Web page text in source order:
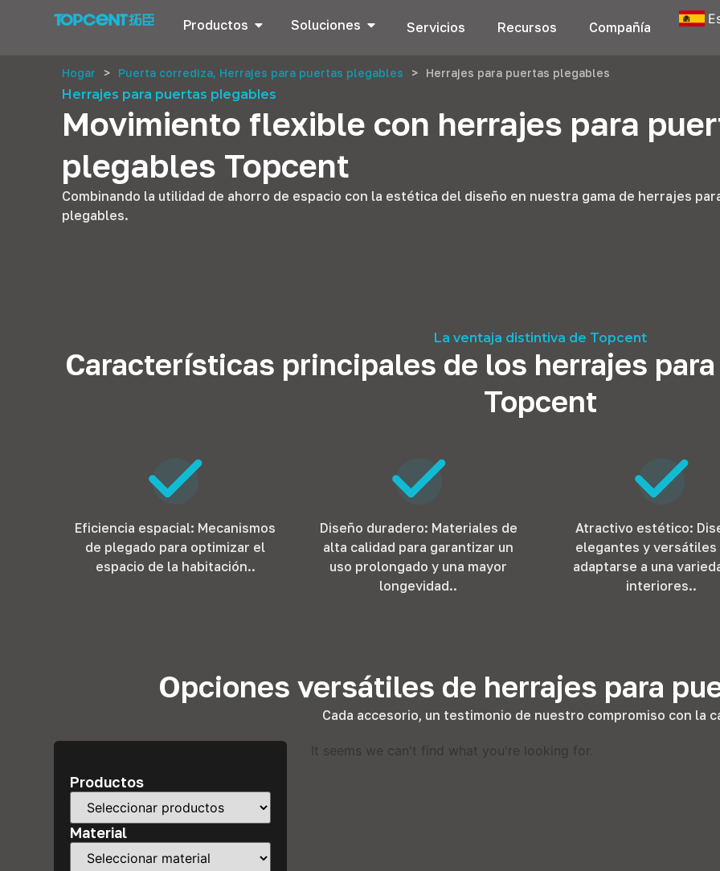
Productos Soluciones Servicios Recursos Compañía
Hogar > Puerta corrediza, Herrajes para puertas plegables > Herrajes para puertas plegables
Herrajes para puertas plegables
Movimiento flexible con herrajes para
plegables Topcent
Combinando la utilidad de ahorro de espacio con la estética del diseño en nuestra gama de herrajes
plegables.
La ventaja distintiva de Topcent
Características principales de los herrajes
Topcent
Eficiencia espacial: Mecanismos
de plegado para optimizar el
espacio de la habitación..
Diseño duradero: Materiales de
alta calidad para garantizar un
uso prolongado y una mayor
longevidad..
Atractivo estético:
elegantes y versátiles
adaptarse a una
interiores..
Opciones versátiles de herrajes para
Cada accesorio, un testimonio de nuestro compromiso con la
Productos
Material
It seems we can't find what you're looking for